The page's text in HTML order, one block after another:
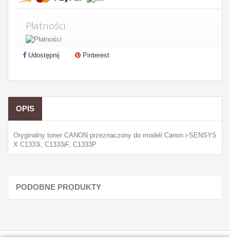
Płatności
Udostępnij Pinterest
OPIS
Oryginalny toner CANON przeznaczony do modeli:Canon i-SENSYS
X C1333i, C1333iF, C1333P
PODOBNE PRODUKTY